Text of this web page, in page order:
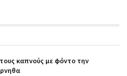
καπνούς με φόντο την